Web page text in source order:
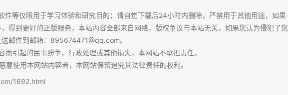
件等仅限用于学习体验和研究目的；请自觉下载后24小时内删除，严禁用于其他用途，如果
得到更好的正版服务，本站内容全部来自网络，版权争议与本站无关，如果您认为侵犯了您
邮件到邮箱：895674471@qq.com。
而引起的民事纷争、行政处理或其他损失，本网站不承担责任。
意使用本网站内容者，本网站保留追究其法律责任的权利。
1692.html